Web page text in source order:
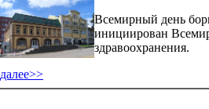
Всемирный день
инициирован
здравоохранения.
далее>>